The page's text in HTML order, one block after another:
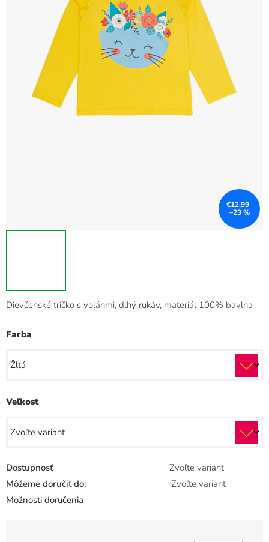
Dievčenské tričko s volánmi, dlhý rukáv, materiál 100% bavlna
Farba
Veľkosť
Dostupnosť
Zvoľte variant
Môžeme doručiť do:
Zvoľte variant
Možnosti doručenia
€12,99
–23 %